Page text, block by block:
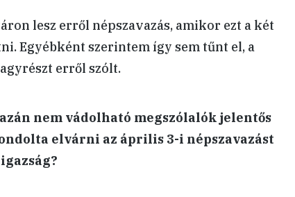
lesz erről népszavazás, amikor ezt a két
Egyébként szerintem így sem tűnt el, a
erről szólt.
nem vádolható megszólalók jelentős
elvárni az április 3-i népszavazást